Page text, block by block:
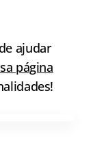
ajudar
página